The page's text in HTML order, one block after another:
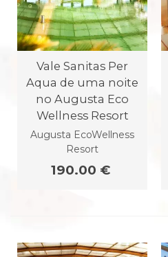
Vale Sanitas Per
Aqua de uma noite
no Augusta Eco
Wellness Resort
Augusta EcoWellness
Resort
190.00 €